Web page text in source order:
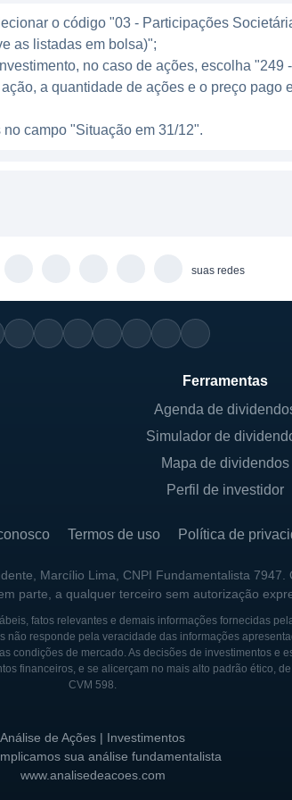
em todo o mundo. Com um mercado
se posiciona como uma das
doenças genéticas são tratadas.
exigem tempo e investimento
A empresa prioriza parcerias que
tratamentos sejam seguros e eficazes.
ética na pesquisa, compromisso com
possa impactar positivamente a vida
novos avanços e descobertas,
como objetivo principal aplicar as
soluções. Desde sua fundação, a
por fontes de financiamento,
de diversas pesquisas colaborativas
ajudou a acelerar seu crescimento e
ao longo dos anos, incluindo
do mercado de terapia gênica.
ensaios clínicos. A empresa é
sob a crença de que a terapia gênica
qualidade de vida de pacientes ao
o código "03 - Participações
as listadas em bolsa)";
no caso de ações, escolha "249
a quantidade de ações e o preço pago
campo "Situação em 31/12".
suas redes
Ferramentas
Agenda de
Simulador de
Mapa de dividendos
Perfil de investidor
Termos de uso Política de
Marcílio Lima, CNPI Fundamentalista
parte, a qualquer terceiro sem autorização
fatos relevantes e demais informações fornecidas
responde pela veracidade das informações
condições de mercado. As decisões de investimentos e
financeiros, e se alicerçam no mais alto padrão ético,
CVM 598.
Análise de Ações | Investimentos
sua análise fundamentalista
www.analisedeacoes.com